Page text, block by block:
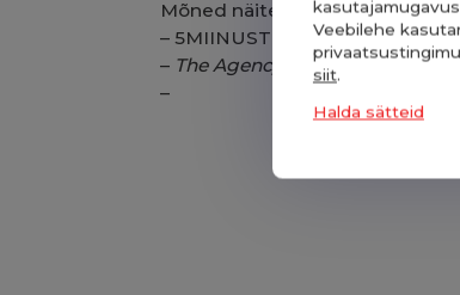
Veebilehe
siit.
Halda sätteid
Mõned näited:
–5MIINUST x nublu x NEXUS –
– The Agency
–